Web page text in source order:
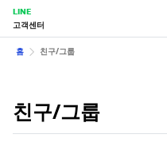
LINE
고객센터
홈 친구/그룹
친구/그룹